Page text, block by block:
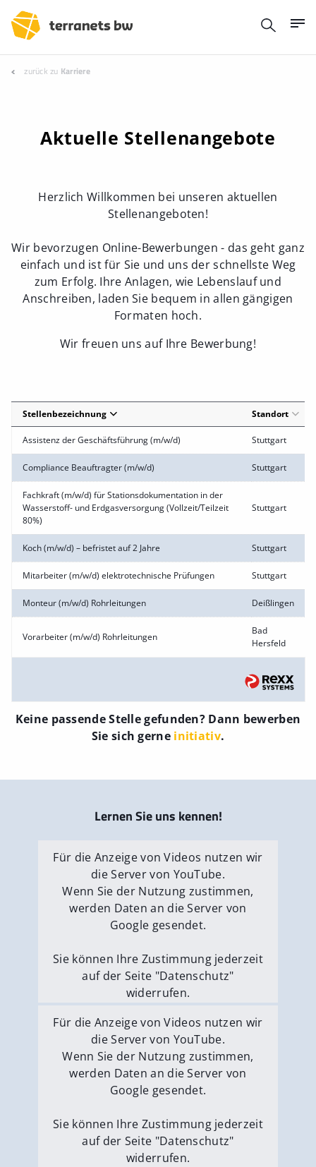
zurück zu Karriere
Aktuelle Stellenangebote
Herzlich Willkommen bei unseren aktuellen
Stellenangeboten!
Wir bevorzugen Online-Bewerbungen - das geht ganz
einfach und ist für Sie und uns der schnellste Weg
zum Erfolg. Ihre Anlagen, wie Lebenslauf und
Anschreiben, laden Sie bequem in allen gängigen
Formaten hoch.
Wir freuen uns auf Ihre Bewerbung!
Stellenbezeichnung Standort
Assistenz der Geschäftsführung (m/w/d) Stuttgart
Compliance Beauftragter (m/w/d) Stuttgart
Fachkraft (m/w/d) für Stationsdokumentation in der
Wasserstoff- und Erdgasversorgung (Vollzeit/Teilzeit
80%)
Stuttgart
Koch (m/w/d) – befristet auf 2 Jahre Stuttgart
Mitarbeiter (m/w/d) elektrotechnische Prüfungen Stuttgart
Monteur (m/w/d) Rohrleitungen Deißlingen
Vorarbeiter (m/w/d) Rohrleitungen
Bad
Hersfeld
Keine passende Stelle gefunden? Dann bewerben
Sie sich gerne initiativ.
Lernen Sie uns kennen!
Für die Anzeige von Videos nutzen wir
die Server von YouTube.
Wenn Sie der Nutzung zustimmen,
werden Daten an die Server von
Google gesendet.
Sie können Ihre Zustimmung jederzeit
auf der Seite "Datenschutz"
widerrufen.
Externe Medien erlauben
Für die Anzeige von Videos nutzen wir
die Server von YouTube.
Wenn Sie der Nutzung zustimmen,
werden Daten an die Server von
Google gesendet.
Sie können Ihre Zustimmung jederzeit
auf der Seite "Datenschutz"
widerrufen.